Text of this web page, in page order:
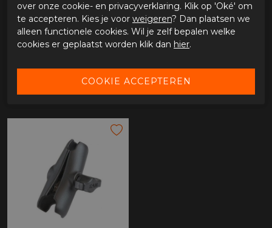
Merk
RAM
Leveranciercode
RAMB367U
Categorie
Telefoon
Materiaal buitenkant
GERELATEERDE PRODUCTEN
over onze cookie- en privacyverklaring. Klik op 'Oké' om
te accepteren. Kies je voor weigeren? Dan plaatsen we
alleen functionele cookies. Wil je zelf bepalen welke
cookies er geplaatst worden klik dan hier.